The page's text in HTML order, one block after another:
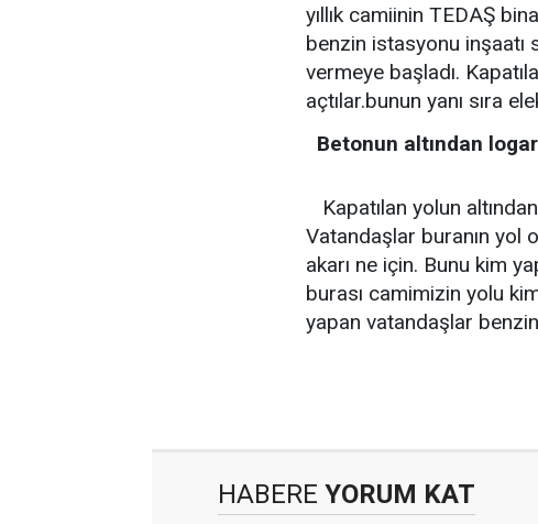
yıllık camiinin TEDAŞ
benzin istasyonu
vermeye başladı.
açtılar.bunun yanı sıra
Betonun altından logar
Kapatılan yolun
Vatandaşlar buranın yol
akarı ne için. Bunu kim
burası camimizin yolu
yapan vatandaşlar
HABERE YORUM KAT